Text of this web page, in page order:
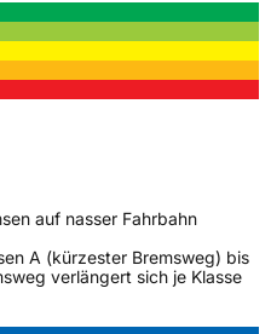
auf nasser Fahrbahn
A (kürzester Bremsweg) bis
verlängert sich je Klasse